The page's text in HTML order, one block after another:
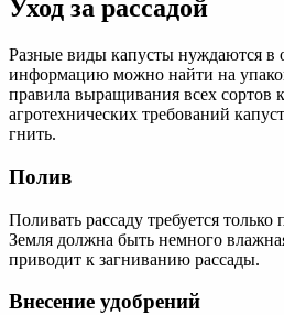
Уход за рассадой
Разные виды капусты нуждаются в
информацию можно найти на
правила выращивания всех сортов
агротехнических требований
гнить.
Полив
Поливать рассаду требуется только
Земля должна быть немного
приводит к загниванию рассады.
Внесение удобрений